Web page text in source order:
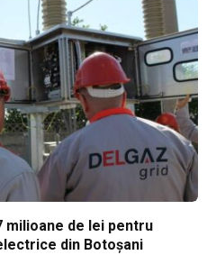
milioane de lei pentru
din Botoșani